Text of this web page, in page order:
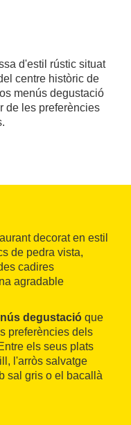
d'estil rústic situat
centre històric de
menús degustació
de les preferències
decorat en estil
de pedra vista,
cadires
agradable
degustació que
preferències dels
els seus plats
l'arròs salvatge
sal gris o el bacallà